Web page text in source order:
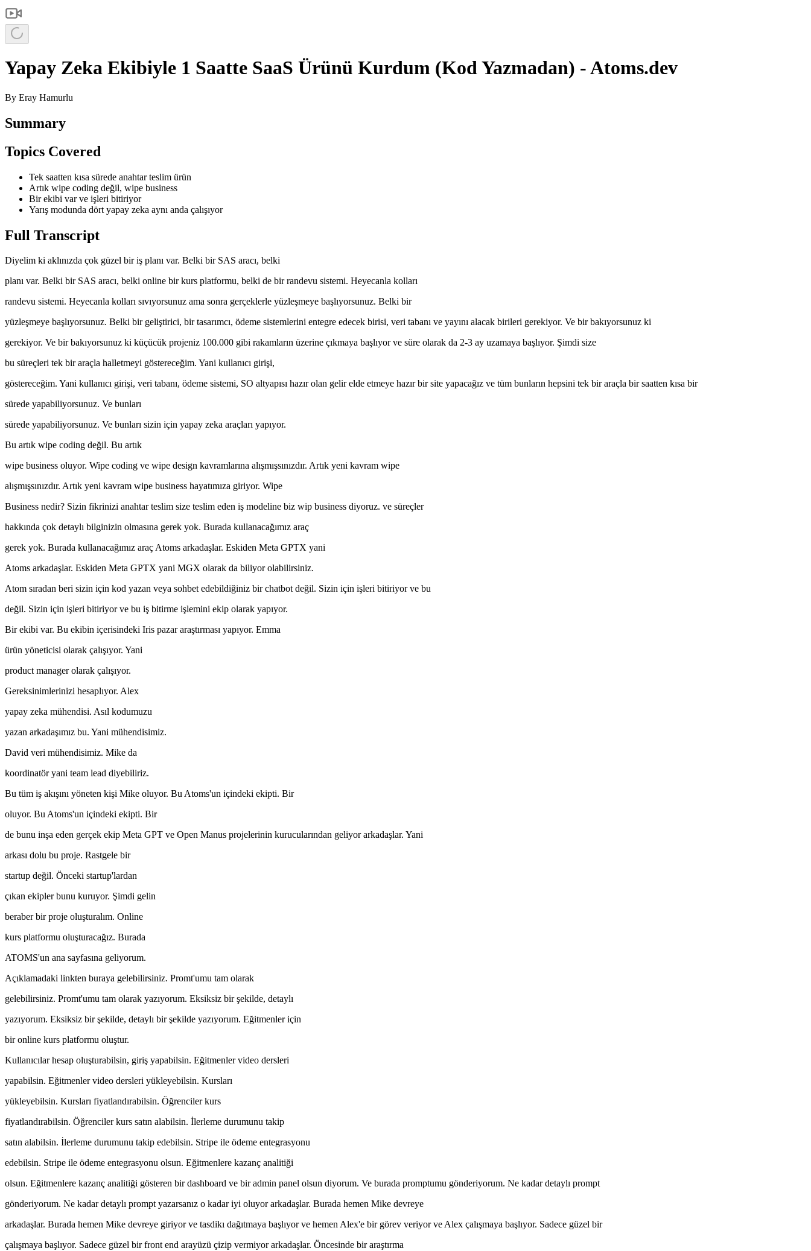
Yapay Zeka Ekibiyle 1 Saatte SaaS Ürünü Kurdum (Kod Yazmadan) - Atoms.dev
By Eray Hamurlu
Summary
Topics Covered
Tek saatten kısa sürede anahtar teslim ürün
Artık wipe coding değil, wipe business
Bir ekibi var ve işleri bitiriyor
Yarış modunda dört yapay zeka aynı anda çalışıyor
Full Transcript
Diyelim ki aklınızda çok güzel bir iş planı var. Belki bir SAS aracı, belki
planı var. Belki bir SAS aracı, belki online bir kurs platformu, belki de bir randevu sistemi. Heyecanla kolları
randevu sistemi. Heyecanla kolları sıvıyorsunuz ama sonra gerçeklerle yüzleşmeye başlıyorsunuz. Belki bir
yüzleşmeye başlıyorsunuz. Belki bir geliştirici, bir tasarımcı, ödeme sistemlerini entegre edecek birisi, veri tabanı ve yayını alacak birileri gerekiyor. Ve bir bakıyorsunuz ki
gerekiyor. Ve bir bakıyorsunuz ki küçücük projeniz 100.000 gibi rakamların üzerine çıkmaya başlıyor ve süre olarak da 2-3 ay uzamaya başlıyor. Şimdi size
bu süreçleri tek bir araçla halletmeyi göstereceğim. Yani kullanıcı girişi,
göstereceğim. Yani kullanıcı girişi, veri tabanı, ödeme sistemi, SO altyapısı hazır olan gelir elde etmeye hazır bir site yapacağız ve tüm bunların hepsini tek bir araçla bir saatten kısa bir
sürede yapabiliyorsunuz. Ve bunları
sürede yapabiliyorsunuz. Ve bunları sizin için yapay zeka araçları yapıyor.
Bu artık wipe coding değil. Bu artık
wipe business oluyor. Wipe coding ve wipe design kavramlarına alışmışsınızdır. Artık yeni kavram wipe
alışmışsınızdır. Artık yeni kavram wipe business hayatımıza giriyor. Wipe
Business nedir? Sizin fikrinizi anahtar teslim size teslim eden iş modeline biz wip business diyoruz. ve süreçler
hakkında çok detaylı bilginizin olmasına gerek yok. Burada kullanacağımız araç
gerek yok. Burada kullanacağımız araç Atoms arkadaşlar. Eskiden Meta GPTX yani
Atoms arkadaşlar. Eskiden Meta GPTX yani MGX olarak da biliyor olabilirsiniz.
Atom sıradan beri sizin için kod yazan veya sohbet edebildiğiniz bir chatbot değil. Sizin için işleri bitiriyor ve bu
değil. Sizin için işleri bitiriyor ve bu iş bitirme işlemini ekip olarak yapıyor.
Bir ekibi var. Bu ekibin içerisindeki Iris pazar araştırması yapıyor. Emma
ürün yöneticisi olarak çalışıyor. Yani
product manager olarak çalışıyor.
Gereksinimlerinizi hesaplıyor. Alex
yapay zeka mühendisi. Asıl kodumuzu
yazan arkadaşımız bu. Yani mühendisimiz.
David veri mühendisimiz. Mike da
koordinatör yani team lead diyebiliriz.
Bu tüm iş akışını yöneten kişi Mike oluyor. Bu Atoms'un içindeki ekipti. Bir
oluyor. Bu Atoms'un içindeki ekipti. Bir
de bunu inşa eden gerçek ekip Meta GPT ve Open Manus projelerinin kurucularından geliyor arkadaşlar. Yani
arkası dolu bu proje. Rastgele bir
startup değil. Önceki startup'lardan
çıkan ekipler bunu kuruyor. Şimdi gelin
beraber bir proje oluşturalım. Online
kurs platformu oluşturacağız. Burada
ATOMS'un ana sayfasına geliyorum.
Açıklamadaki linkten buraya gelebilirsiniz. Promt'umu tam olarak
gelebilirsiniz. Promt'umu tam olarak yazıyorum. Eksiksiz bir şekilde, detaylı
yazıyorum. Eksiksiz bir şekilde, detaylı bir şekilde yazıyorum. Eğitmenler için
bir online kurs platformu oluştur.
Kullanıcılar hesap oluşturabilsin, giriş yapabilsin. Eğitmenler video dersleri
yapabilsin. Eğitmenler video dersleri yükleyebilsin. Kursları
yükleyebilsin. Kursları fiyatlandırabilsin. Öğrenciler kurs
fiyatlandırabilsin. Öğrenciler kurs satın alabilsin. İlerleme durumunu takip
satın alabilsin. İlerleme durumunu takip edebilsin. Stripe ile ödeme entegrasyonu
edebilsin. Stripe ile ödeme entegrasyonu olsun. Eğitmenlere kazanç analitiği
olsun. Eğitmenlere kazanç analitiği gösteren bir dashboard ve bir admin panel olsun diyorum. Ve burada promptumu gönderiyorum. Ne kadar detaylı prompt
gönderiyorum. Ne kadar detaylı prompt yazarsanız o kadar iyi oluyor arkadaşlar. Burada hemen Mike devreye
arkadaşlar. Burada hemen Mike devreye giriyor ve tasdikı dağıtmaya başlıyor ve hemen Alex'e bir görev veriyor ve Alex çalışmaya başlıyor. Sadece güzel bir
çalışmaya başlıyor. Sadece güzel bir front end arayüzü çizip vermiyor arkadaşlar. Öncesinde bir araştırma